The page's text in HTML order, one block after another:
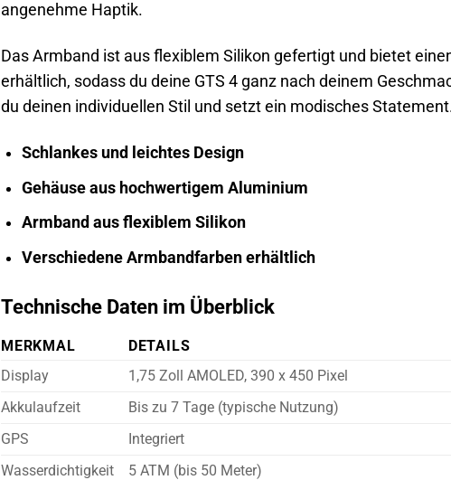
angenehme Haptik.
Das Armband ist aus flexiblem Silikon gefertigt und bietet
erhältlich, sodass du deine GTS 4 ganz nach deinem
du deinen individuellen Stil und setzt ein modisches
Schlankes und leichtes Design
Gehäuse aus hochwertigem Aluminium
Armband aus flexiblem Silikon
Verschiedene Armbandfarben erhältlich
Technische Daten im Überblick
MERKMAL
DETAILS
Display
1,75 Zoll AMOLED, 390 x 450 Pixel
Akkulaufzeit
Bis zu 7 Tage (typische Nutzung)
GPS
Integriert
Wasserdichtigkeit
5 ATM (bis 50 Meter)